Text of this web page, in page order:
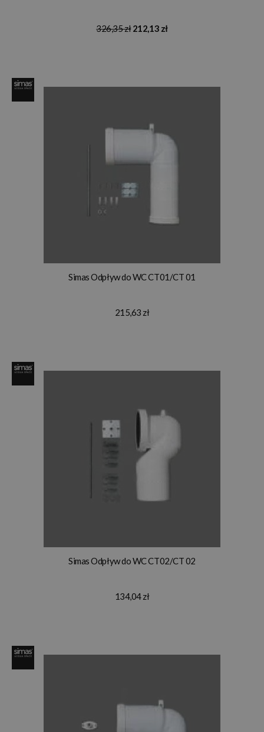
326,35 zł 212,13 zł
Simas Odpływ do WC CT01/CT 01
215,63 zł
Simas Odpływ do WC CT02/CT 02
134,04 zł